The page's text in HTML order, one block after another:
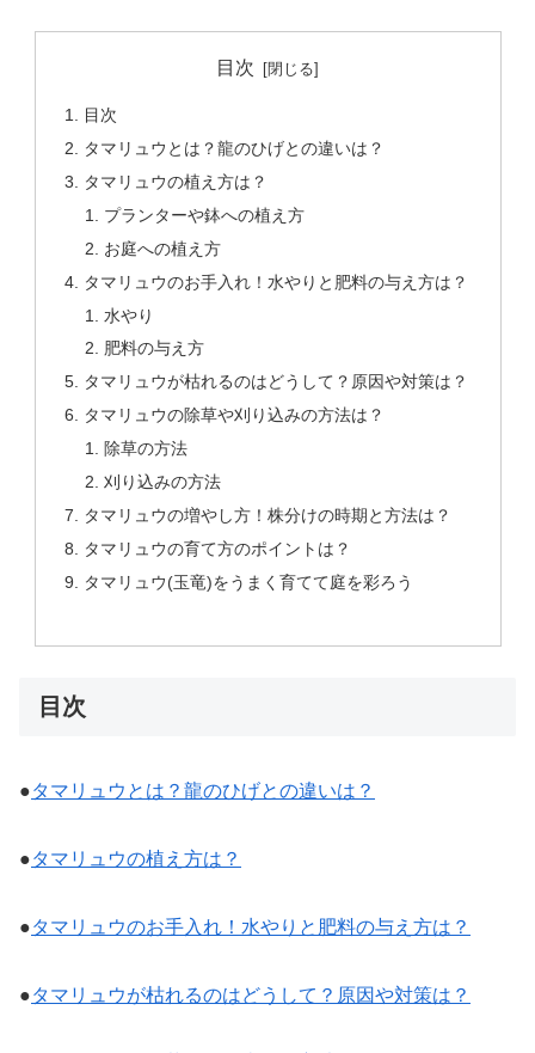
目次
目次
タマリュウとは？龍のひげとの違いは？
タマリュウの植え方は？
プランターや鉢への植え方
お庭への植え方
タマリュウのお手入れ！水やりと肥料の与え方は？
水やり
肥料の与え方
タマリュウが枯れるのはどうして？原因や対策は？
タマリュウの除草や刈り込みの方法は？
除草の方法
刈り込みの方法
タマリュウの増やし方！株分けの時期と方法は？
タマリュウの育て方のポイントは？
タマリュウ(玉竜)をうまく育てて庭を彩ろう
目次
●タマリュウとは？龍のひげとの違いは？
●タマリュウの植え方は？
●タマリュウのお手入れ！水やりと肥料の与え方は？
●タマリュウが枯れるのはどうして？原因や対策は？